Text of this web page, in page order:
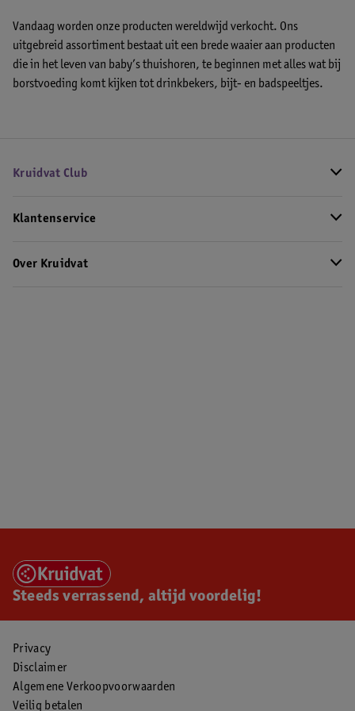
Vandaag worden onze producten wereldwijd verkocht. Ons
uitgebreid assortiment bestaat uit een brede waaier aan producten
die in het leven van baby’s thuishoren, te beginnen met alles wat bij
borstvoeding komt kijken tot drinkbekers, bijt- en badspeeltjes.
Kruidvat Club
Klantenservice
Over Kruidvat
Steeds verrassend, altijd voordelig!
Privacy
Disclaimer
Algemene Verkoopvoorwaarden
Veilig betalen